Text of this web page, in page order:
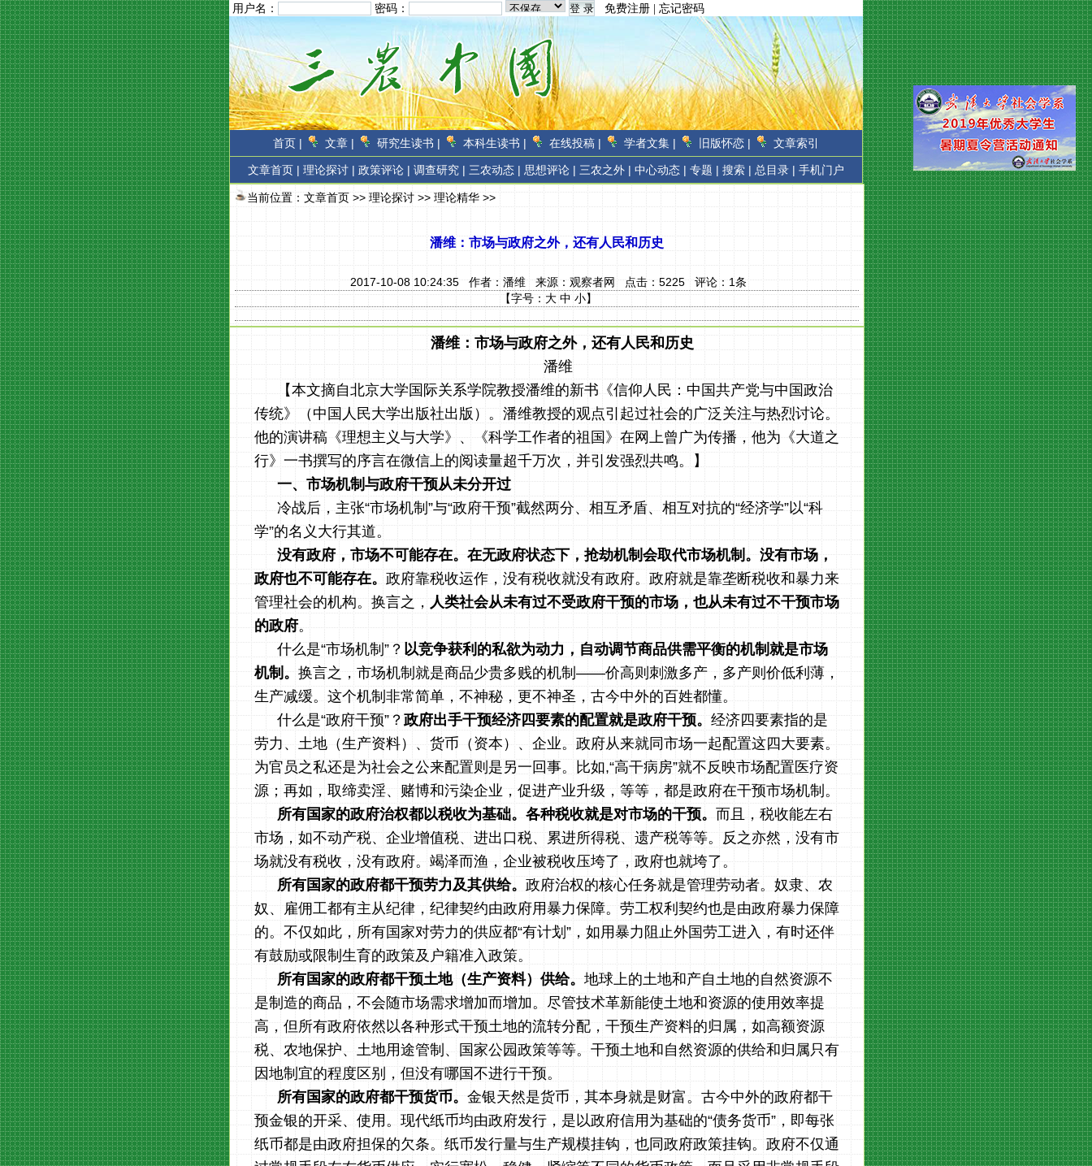
用户名： 密码： 免费注册 忘记密码
首页 | 文章 | 研究生读书 | 本科生读书 | 在线投稿 | 学者文集 | 旧版怀恋 | 文章索引
文章首页 | 理论探讨 | 政策评论 | 调查研究 | 三农动态 | 思想评论 | 三农之外 | 中心动态 | 专题 | 搜索 | 总目录 | 手机门户
当前位置： 文章首页 >>理论探讨 >> 理论精华 >>
潘维：市场与政府之外，还有人民和历史
2017-10-08 10:24:35 作者：潘维来源：观察者网点击：5225 评论：1条
【字号：大 中 小】
潘维：市场与政府之外，还有人民和历史
潘维
【本文摘自北京大学国际关系学院教授潘维的新书《信仰人民：中国共产党与中国政治
传统》（中国人民大学出版社出版）。潘维教授的观点引起过社会的广泛关注与热烈讨论。
他的演讲稿《理想主义与大学》、《科学工作者的祖国》在网上曾广为传播，他为《大道之
行》一书撰写的序言在微信上的阅读量超千万次，并引发强烈共鸣。】
一、市场机制与政府干预从未分开过
冷战后，主张“市场机制”与“政府干预”截然两分、相互矛盾、相互对抗的“经济学”以“科
学”的名义大行其道。
没有政府，市场不可能存在。在无政府状态下，抢劫机制会取代市场机制。没有市场，
政府也不可能存在。政府靠税收运作，没有税收就没有政府。政府就是靠垄断税收和暴力来
管理社会的机构。换言之，人类社会从未有过不受政府干预的市场，也从未有过不干预市场
的政府。
什么是“市场机制”？ 以竞争获利的私欲为动力，自动调节商品供需平衡的机制就是市场
机制。换言之，市场机制就是商品少贵多贱的机制——价高则刺激多产，多产则价低利薄，
生产减缓。这个机制非常简单，不神秘，更不神圣，古今中外的百姓都懂。
什么是“政府干预”？政府出手干预经济四要素的配置就是政府干预。经济四要素指的是
劳力、土地（生产资料）、货币（资本）、企业。政府从来就同市场一起配置这四大要素。
为官员之私还是为社会之公来配置则是另一回事。比如,“高干病房”就不反映市场配置医疗资
源；再如，取缔卖淫、赌博和污染企业，促进产业升级，等等，都是政府在干预市场机制。
所有国家的政府治权都以税收为基础。各种税收就是对市场的干预。而且，税收能左右
市场，如不动产税、企业增值税、进出口税、累进所得税、遗产税等等。反之亦然，没有市
场就没有税收，没有政府。竭泽而渔，企业被税收压垮了，政府也就垮了。
所有国家的政府都干预劳力及其供给。政府治权的核心任务就是管理劳动者。奴隶、农
奴、雇佣工都有主从纪律，纪律契约由政府用暴力保障。劳工权利契约也是由政府暴力保障
的。不仅如此，所有国家对劳力的供应都“有计划”，如用暴力阻止外国劳工进入，有时还伴
有鼓励或限制生育的政策及户籍准入政策。
所有国家的政府都干预土地（生产资料）供给。地球上的土地和产自土地的自然资源不
是制造的商品，不会随市场需求增加而增加。尽管技术革新能使土地和资源的使用效率提
高，但所有政府依然以各种形式干预土地的流转分配，干预生产资料的归属，如高额资源
税、农地保护、土地用途管制、国家公园政策等等。干预土地和自然资源的供给和归属只有
因地制宜的程度区别，但没有哪国不进行干预。
所有国家的政府都干预货币。金银天然是货币，其本身就是财富。古今中外的政府都干
预金银的开采、使用。现代纸币均由政府发行，是以政府信用为基础的“债务货币”，即每张
纸币都是由政府担保的欠条。纸币发行量与生产规模挂钩，也同政府政策挂钩。政府不仅通